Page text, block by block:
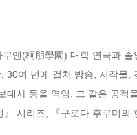
엔(桐朋學園) 대학 연극과
30여 년에 걸쳐 방송, 저작물
대사 등을 역임. 그 같은 공
』 시리즈, 『구로다 후쿠미